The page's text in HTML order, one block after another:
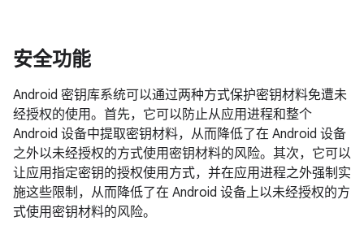
安全功能
Android 密钥库系统可以通过两种方式保护密钥材料免遭未
经授权的使用。首先，它可以防止从应用进程和整个
Android 设备中提取密钥材料，从而降低了在 Android 设备
之外以未经授权的方式使用密钥材料的风险。 其次，它可以
让应用指定密钥的授权使用方式，并在应用进程之外强制实
施这些限制，从而降低了在 Android 设备上以未经授权的方
式使用密钥材料的风险。